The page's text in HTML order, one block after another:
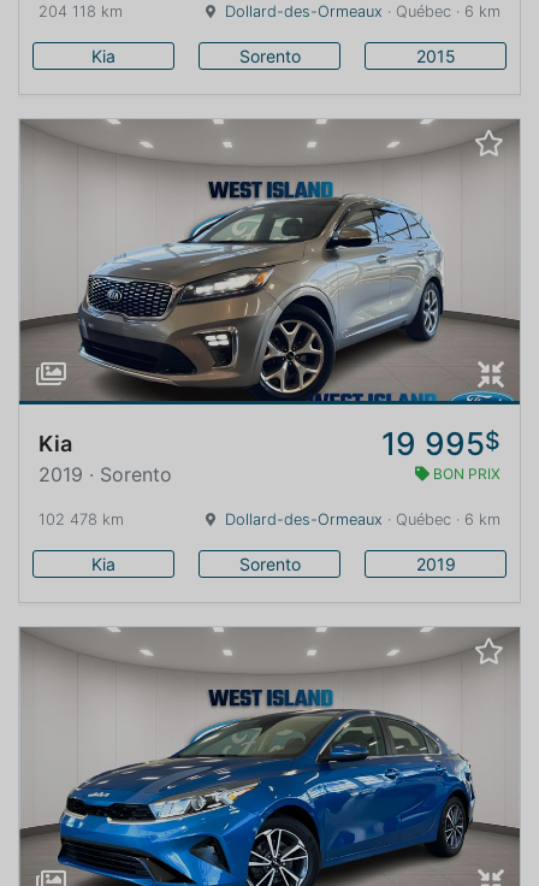
204 118 km Dollard-des-Ormeaux · Québec · 6 km
Kia Sorento 2015
Kia 19 995$
2019 · Sorento BON PRIX
102 478 km Dollard-des-Ormeaux · Québec · 6 km
Kia Sorento 2019